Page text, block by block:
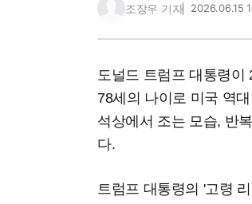
조장우 기자 2026.06.15
도널드 트럼프 대통령이
78세의 나이로 미국 역
석상에서 조는 모습, 반
다.
트럼프 대통령의 '고령